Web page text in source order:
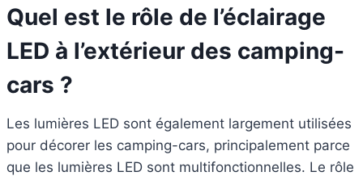
Quel est le rôle de l’éclairage
LED à l’extérieur des camping-
cars ?
Les lumières LED sont également largement utilisées
pour décorer les camping-cars, principalement parce
que les lumières LED sont multifonctionnelles. Le rôle